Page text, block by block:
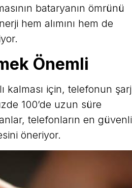
bataryanın ömrünü
hem alımını hem de
Önemli
kalması için, telefonun şarj
100’de uzun süre
telefonların en güvenli
öneriyor.